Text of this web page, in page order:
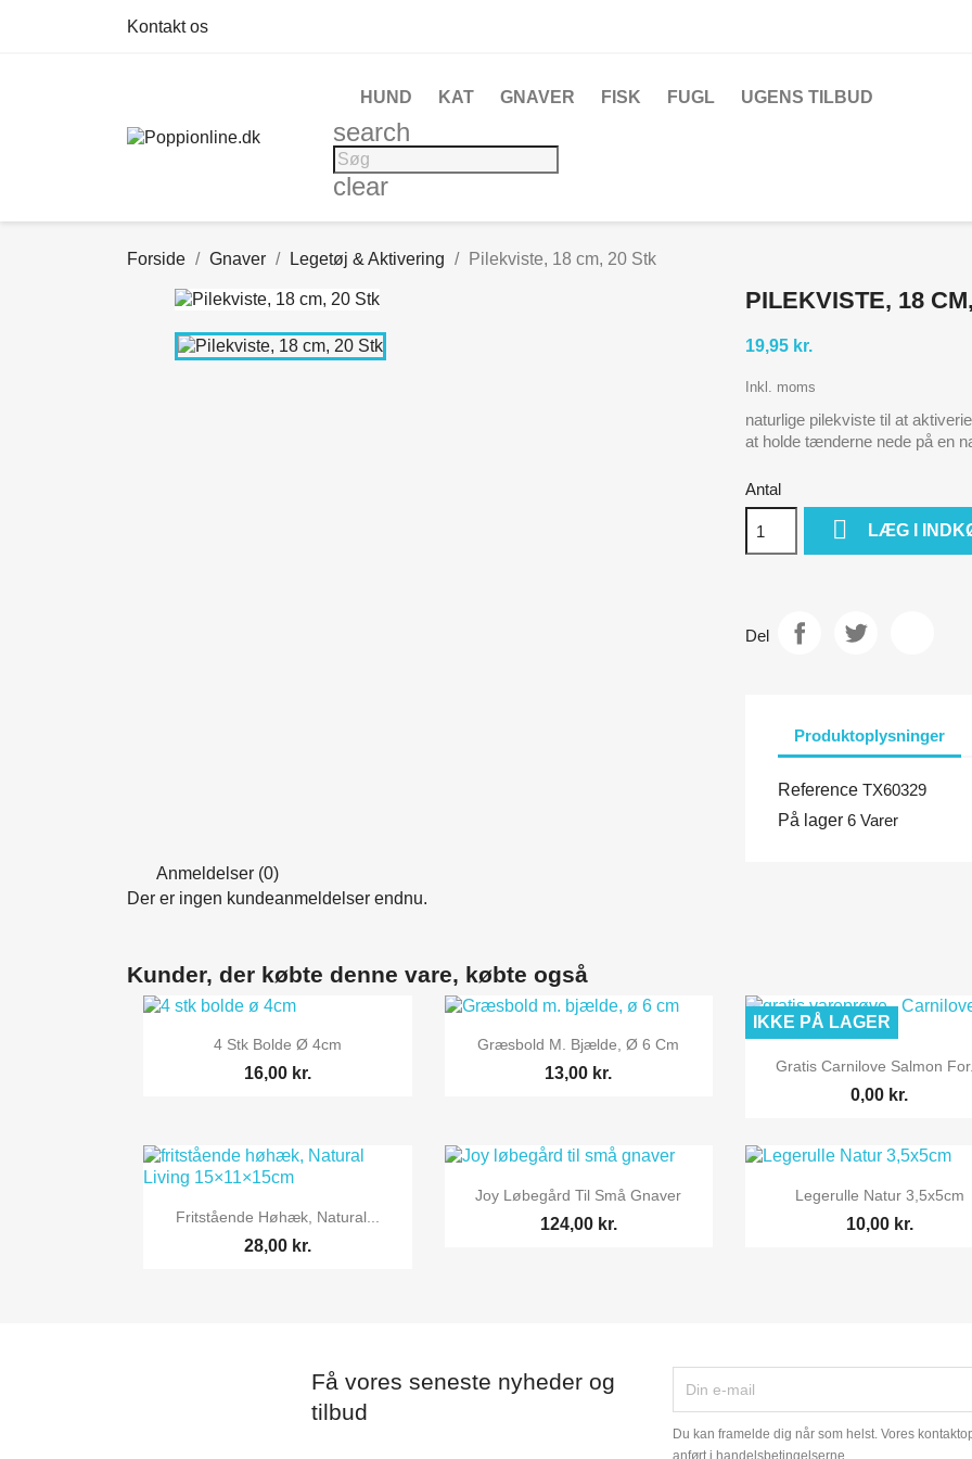
Kontakt os
HUND KAT GNAVER FISK FUGL UGENS TILBUD
search
clear
Forside Gnaver Legetøj & Aktivering Pilekviste, 18 cm, 20 Stk
PILEKVISTE, 18
19,95 kr.
Inkl. moms
naturlige pilekviste til at
at holde tænderne nede på en
Antal
 LÆG I
Del
Produktoplysninger
Reference TX60329
På lager 6 Varer
Anmeldelser (0)
Der er ingen kundeanmeldelser endnu.
Kunder, der købte denne vare, købte også
 Vis her
4 Stk Bolde Ø 4cm
16,00 kr.
 Vis her
Græsbold M. Bjælde, Ø 6 Cm
13,00 kr.  Vis her
Gratis Carnilove Salmon
0,00 kr.
IKKE PÅ LAGER
 Vis her
Fritstående Høhæk, Natural...
28,00 kr.
 Vis her
Joy Løbegård Til Små Gnaver
124,00 kr.
 Vis her
Legerulle Natur 3,5x5cm
10,00 kr.
Få vores seneste nyheder og
tilbud
Du kan framelde dig når som helst. Vores
anført i handelsbetingelserne.